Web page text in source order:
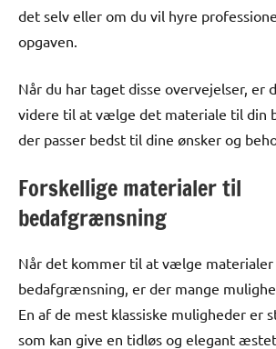
det selv eller om du vil hyre
opgaven.
Når du har taget disse overvejelser, er
videre til at vælge det materiale til din
der passer bedst til dine ønsker og
Forskellige materialer til
bedafgrænsning
Når det kommer til at vælge
bedafgrænsning, er der mange
En af de mest klassiske muligheder er
som kan give en tidløs og elegant